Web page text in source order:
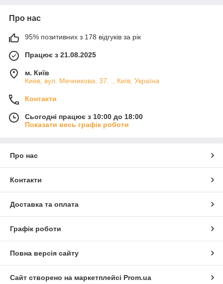
Про нас
95% позитивних з 178 відгуків за рік
Працює з 21.08.2025
м. Київ
Киев, вул. Мечникова, 37. ., Київ, Україна
Контакти
Сьогодні працює з 10:00 до 18:00
Показати весь графік роботи
Про нас
Контакти
Доставка та оплата
Графік роботи
Повна версія сайту
Сайт створено на маркетплейсі Prom.ua